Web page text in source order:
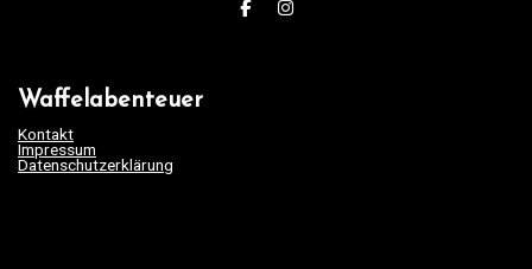
Waffelabenteuer
Kontakt
Impressum
Datenschutzerklärung